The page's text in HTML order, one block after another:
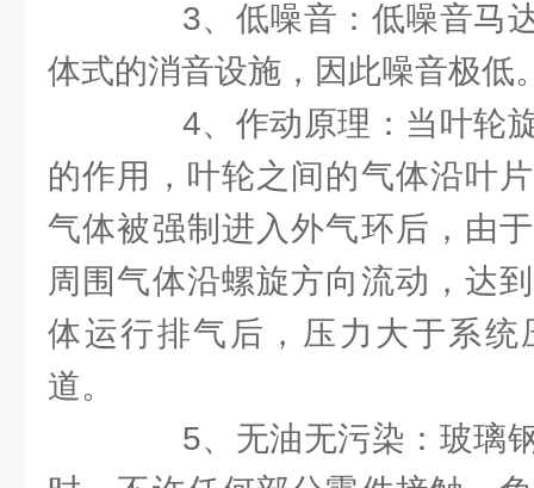
3、低噪音：低噪音马达
体式的消音设施，因此噪音极低
4、作动原理：当叶轮旋
的作用，叶轮之间的气体沿叶
气体被强制进入外气环后，由
周围气体沿螺旋方向流动，达
体运行排气后，压力大于系统
道。
5、无油无污染：玻璃钢